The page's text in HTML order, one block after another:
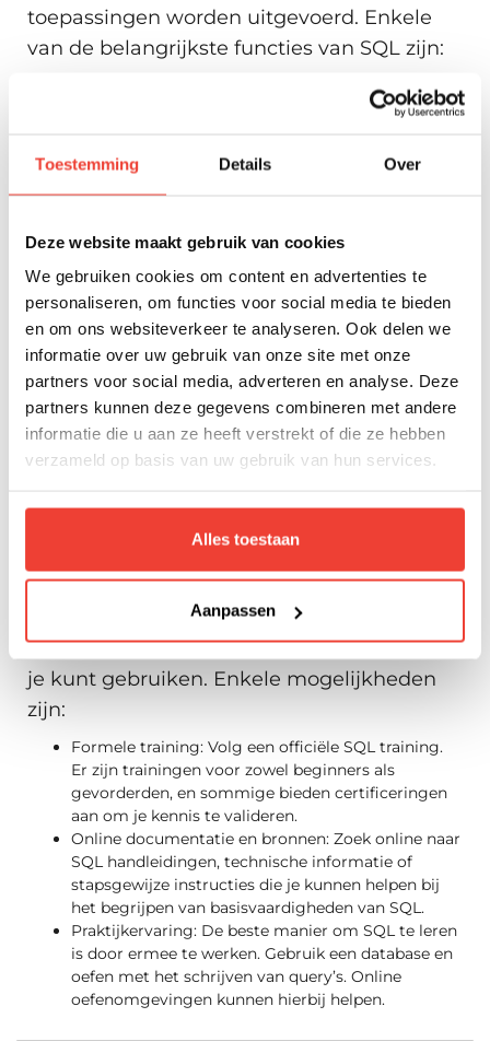
Toestemming Details Over
Deze website maakt gebruik van cookies
We gebruiken cookies om content en advertenties te
personaliseren, om functies voor social media te bieden
en om ons websiteverkeer te analyseren. Ook delen we
informatie over uw gebruik van onze site met onze
partners voor social media, adverteren en analyse. Deze
partners kunnen deze gegevens combineren met andere
informatie die u aan ze heeft verstrekt of die ze hebben
verzameld op basis van uw gebruik van hun services.
Alles toestaan
Aanpassen
toepassingen worden uitgevoerd. Enkele
van de belangrijkste functies van SQL zijn:
Data ophalen (Querying): Met SQL kunnen
gegevens uit een database worden opgevraagd
mogelijk om specifieke informatie te filteren en te
analyseren.
Gegevens invoegen (Inserting): Met de INSERT-
toegevoegd aan een database.
Gegevens bijwerken (Updating): De UPDATE-
functie maakt het mogelijk om bestaande
gegevens in een database te wijzigen.
Gegevens verwijderen (Deleting): Met de DELETE-
instructie kunnen specifieke records uit een
database worden verwijderd.
Databasebeheer (Database Management): SQL
biedt commando's zoals CREATE, ALTER en DROP
om databases, tabellen en andere structuren te
maken, wijzigen of verwijderen.
Hoe kun je SQL het beste
onder de knie krijgen?
Om SQL onder de knie te krijgen, zijn er
verschillende stappen en hulpmiddelen die
je kunt gebruiken. Enkele mogelijkheden
zijn:
Formele training: Volg een officiële SQL training.
Er zijn trainingen voor zowel beginners als
gevorderden, en sommige bieden certificeringen
aan om je kennis te valideren.
Online documentatie en bronnen: Zoek online naar
SQL handleidingen, technische informatie of
stapsgewijze instructies die je kunnen helpen bij
het begrijpen van basisvaardigheden van SQL.
Praktijkervaring: De beste manier om SQL te leren
is door ermee te werken. Gebruik een database en
oefen met het schrijven van query’s. Online
oefenomgevingen kunnen hierbij helpen.